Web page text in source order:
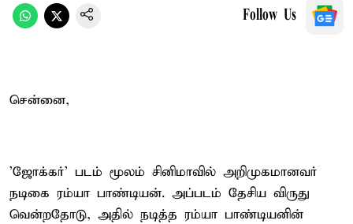
Follow Us
சென்னை,
'ஜோக்கர்' படம் மூலம் சினிமாவில் அறிமுகமானவர்
நடிகை ரம்யா பாண்டியன். அப்படம் தேசிய விருது
வென்றதோடு, அதில் நடித்த ரம்யா பாண்டியனின்